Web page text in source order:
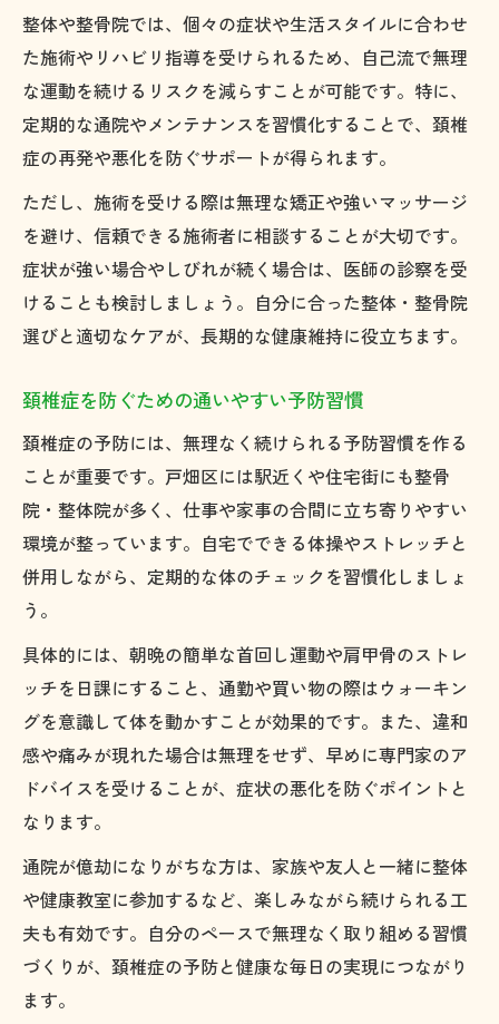
整体や整骨院では、個々の症状や生活スタイルに合わせ
た施術やリハビリ指導を受けられるため、自己流で無理
な運動を続けるリスクを減らすことが可能です。特に、
定期的な通院やメンテナンスを習慣化することで、頚椎
症の再発や悪化を防ぐサポートが得られます。
ただし、施術を受ける際は無理な矯正や強いマッサージ
を避け、信頼できる施術者に相談することが大切です。
症状が強い場合やしびれが続く場合は、医師の診察を受
けることも検討しましょう。自分に合った整体・整骨院
選びと適切なケアが、長期的な健康維持に役立ちます。
頚椎症を防ぐための通いやすい予防習慣
頚椎症の予防には、無理なく続けられる予防習慣を作る
ことが重要です。戸畑区には駅近くや住宅街にも整骨
院・整体院が多く、仕事や家事の合間に立ち寄りやすい
環境が整っています。自宅でできる体操やストレッチと
併用しながら、定期的な体のチェックを習慣化しましょ
う。
具体的には、朝晩の簡単な首回し運動や肩甲骨のストレ
ッチを日課にすること、通勤や買い物の際はウォーキン
グを意識して体を動かすことが効果的です。また、違和
感や痛みが現れた場合は無理をせず、早めに専門家のア
ドバイスを受けることが、症状の悪化を防ぐポイントと
なります。
通院が億劫になりがちな方は、家族や友人と一緒に整体
や健康教室に参加するなど、楽しみながら続けられる工
夫も有効です。自分のペースで無理なく取り組める習慣
づくりが、頚椎症の予防と健康な毎日の実現につながり
ます。